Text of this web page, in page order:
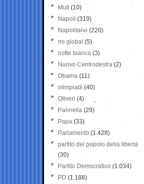
Muti (10)
Napoli (319)
Napolitano (220)
no global (5)
notte bianca (3)
Nuovo Centrodestra (2)
Obama (11)
olimpiadi (40)
Oliveri (4)
Pannella (29)
Papa (33)
Parlamento (1.428)
partito del popolo della libertà
(30)
Partito Democratico (1.034)
PD (1.188)